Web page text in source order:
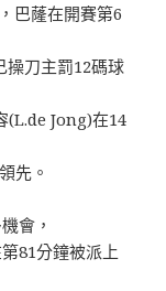
巴蕯在開賽第6
操刀主罰12碼球
(L.de Jong)在14
先。
會，
81分鐘被派上